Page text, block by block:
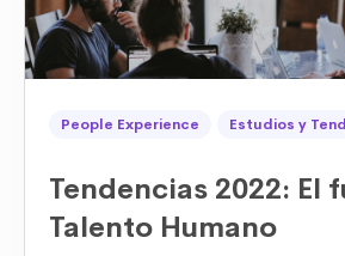
People Experience Estudios y
Tendencias 2022: El
Talento Humano